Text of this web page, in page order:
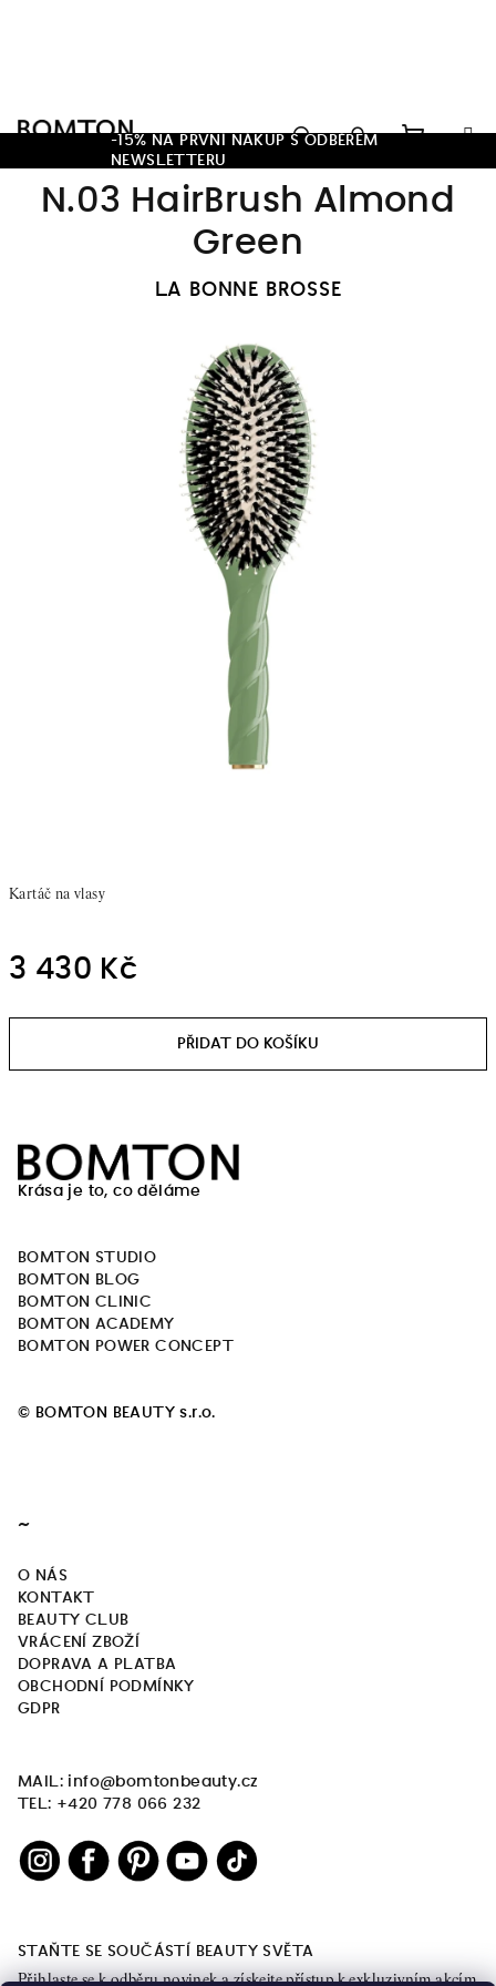
-15% NA PRVNÍ NÁKUP S ODBĚREM
NEWSLETTERU
Hledat
Přihlášení
Kartáč na vlasy
3 430 Kč
N.03 HairBrush Almond
Green
LA BONNE BROSSE
Krása je to, co děláme
BOMTON STUDIO
BOMTON BLOG
BOMTON CLINIC
BOMTON ACADEMY
BOMTON POWER CONCEPT
© BOMTON BEAUTY s.r.o.
~
O NÁS
KONTAKT
BEAUTY CLUB
VRÁCENÍ ZBOŽÍ
DOPRAVA A PLATBA
OBCHODNÍ PODMÍNKY
GDPR
MAIL: info@bomtonbeauty.cz
TEL: +420 778 066 232
STAŇTE SE SOUČÁSTÍ BEAUTY SVĚTA
Přihlaste se k odběru novinek a získejte přístup k exkluzivním akcím